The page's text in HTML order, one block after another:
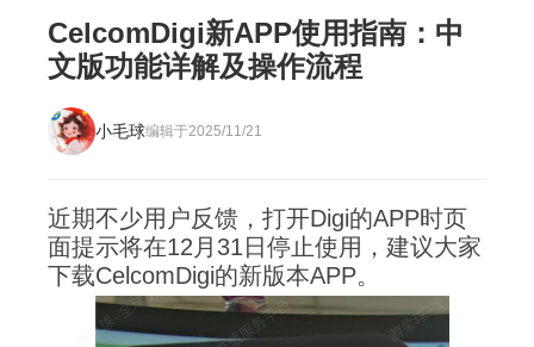
CelcomDigi新APP使用指南：中
文版功能详解及操作流程
小毛球编辑于2025/11/21
近期不少用户反馈，打开Digi的APP时页
面提示将在12月31日停止使用，建议大家
下载CelcomDigi的新版本APP。